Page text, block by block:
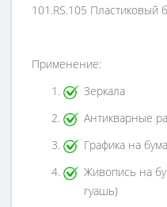
101.RS.105 Пластиковый
Применение:
Зеркала
Антикварные
Графика на
Живопись на
гуашь)